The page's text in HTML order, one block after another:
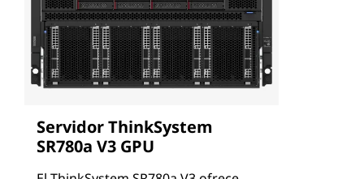
Servidor ThinkSystem
SR780a V3 GPU